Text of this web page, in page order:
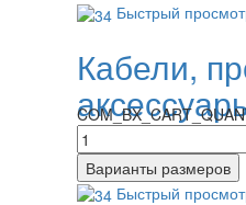
Быстрый
Кабели,
Быстрый